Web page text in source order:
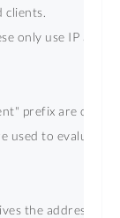
clients.
only use IP
prefix are
used to evaluate
the address